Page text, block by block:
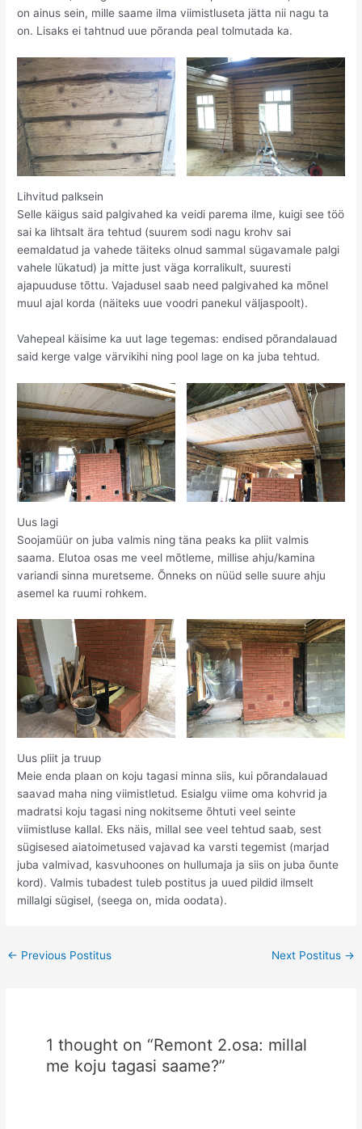
on ainus sein, mille saame ilma viimistluseta jätta nii nagu ta
on. Lisaks ei tahtnud uue põranda peal tolmutada ka.
Lihvitud palksein
Selle käigus said palgivahed ka veidi parema ilme, kuigi see töö
sai ka lihtsalt ära tehtud (suurem sodi nagu krohv sai
eemaldatud ja vahede täiteks olnud sammal sügavamale palgi
vahele lükatud) ja mitte just väga korralikult, suuresti
ajapuuduse tõttu. Vajadusel saab need palgivahed ka mõnel
muul ajal korda (näiteks uue voodri panekul väljaspoolt).
Vahepeal käisime ka uut lage tegemas: endised põrandalauad
said kerge valge värvikihi ning pool lage on ka juba tehtud.
Uus lagi
Soojamüür on juba valmis ning täna peaks ka pliit valmis
saama. Elutoa osas me veel mõtleme, millise ahju/kamina
variandi sinna muretseme. Õnneks on nüüd selle suure ahju
asemel ka ruumi rohkem.
Uus pliit ja truup
Meie enda plaan on koju tagasi minna siis, kui põrandalauad
saavad maha ning viimistletud. Esialgu viime oma kohvrid ja
madratsi koju tagasi ning nokitseme õhtuti veel seinte
viimistluse kallal. Eks näis, millal see veel tehtud saab, sest
sügisesed aiatoimetused vajavad ka varsti tegemist (marjad
juba valmivad, kasvuhoones on hullumaja ja siis on juba õunte
kord). Valmis tubadest tuleb postitus ja uued pildid ilmselt
millalgi sügisel, (seega on, mida oodata).
Post
← Previous Postitus Next Postitus →
1 thought on “Remont 2.osa: millal
me koju tagasi saame?”